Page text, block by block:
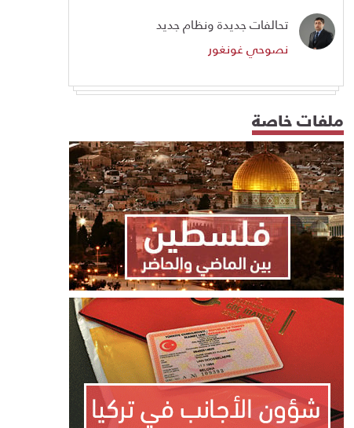
تحالفات جديدة ونظام جديد
نصوحي غونغور
ملفات خاصة